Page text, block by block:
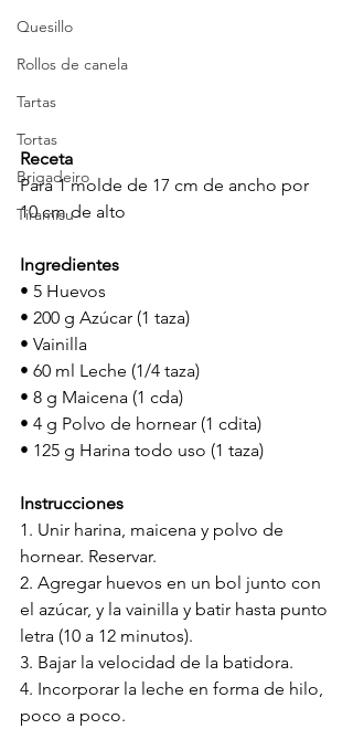
Quesillo
Rollos de canela
Tartas
Tortas
Brigadeiro
Tiramisu
Receta
Para 1 molde de 17 cm de ancho por
10 cm de alto
Ingredientes
• 5 Huevos
• 200 g Azúcar (1 taza)
• Vainilla
• 60 ml Leche (1/4 taza)
• 8 g Maicena (1 cda)
• 4 g Polvo de hornear (1 cdita)
• 125 g Harina todo uso (1 taza)
Instrucciones
1. Unir harina, maicena y polvo de
hornear. Reservar.
2. Agregar huevos en un bol junto con
el azúcar, y la vainilla y batir hasta punto
letra (10 a 12 minutos).
3. Bajar la velocidad de la batidora.
4. Incorporar la leche en forma de hilo,
poco a poco.